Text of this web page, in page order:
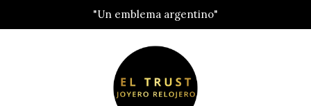
"Un emblema argentino"